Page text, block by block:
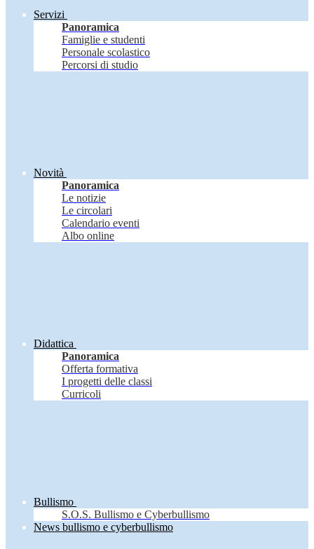
Servizi
Panoramica
Famiglie e studenti
Personale scolastico
Percorsi di studio
Novità
Panoramica
Le notizie
Le circolari
Calendario eventi
Albo online
Didattica
Panoramica
Offerta formativa
I progetti delle classi
Curricoli
Bullismo
S.O.S. Bullismo e Cyberbullismo
News bullismo e cyberbullismo